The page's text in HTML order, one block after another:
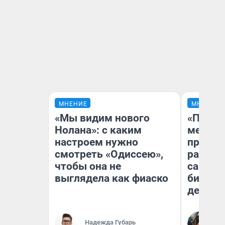
МНЕНИЕ
«Мы видим нового
Нолана»: с каким
настроем нужно
смотреть «Одиссею»,
чтобы она не
выглядела как фиаско
Надежда Губарь
МНЕНИЕ
самом